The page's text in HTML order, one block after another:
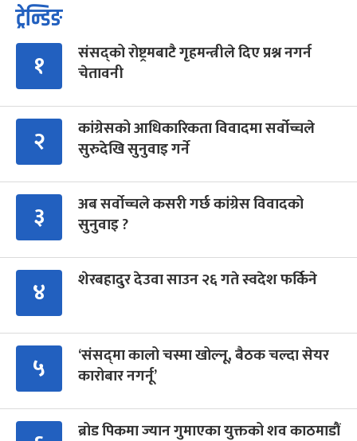
ट्रेन्डिङ
१
संसद्को रोष्ट्रमबाटै गृहमन्त्रीले दिए प्रश्न नगर्न
चेतावनी
२
कांग्रेसको आधिकारिकता विवादमा सर्वोच्चले
सुरुदेखि सुनुवाइ गर्ने
३
अब सर्वोच्चले कसरी गर्छ कांग्रेस विवादको
सुनुवाइ ?
४ शेरबहादुर देउवा साउन २६ गते स्वदेश फर्किने
५
‘संसद्‍मा कालो चस्मा खोल्नू, बैठक चल्दा सेयर
कारोबार नगर्नू’
ब्रोड पिकमा ज्यान गुमाएका युक्तको शव काठमाडौं